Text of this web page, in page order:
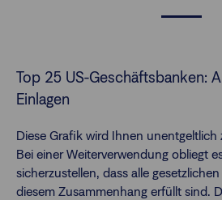
Top 25 US-Geschäftsbanken:
Einlagen
Diese Grafik wird Ihnen unentgeltlich
Bei einer Weiterverwendung obliegt
sicherzustellen, dass alle
diesem Zusammenhang erfüllt sind.